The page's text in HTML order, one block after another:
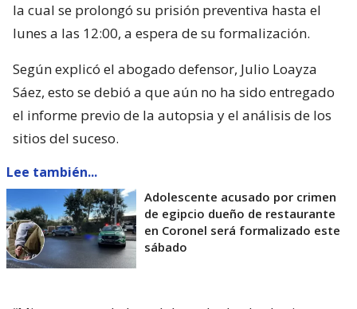
la cual se prolongó su prisión preventiva hasta el
lunes a las 12:00, a espera de su formalización.
Según explicó el abogado defensor, Julio Loayza
Sáez, esto se debió a que aún no ha sido entregado
el informe previo de la autopsia y el análisis de los
sitios del suceso.
Lee también...
Adolescente acusado por crimen
de egipcio dueño de restaurante
en Coronel será formalizado este
sábado